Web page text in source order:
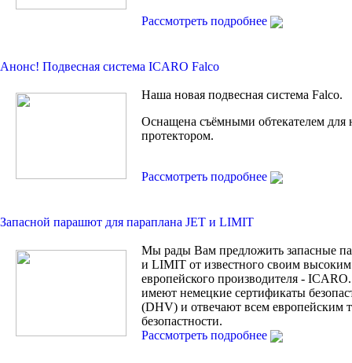
Рассмотреть подробнее
Анонс! Подвесная сиcтема ICARO Falco
Наша новая подвесная система Falco.
Оснащена съёмными обтекателем для
протектором.
Рассмотреть подробнее
Запасной парашют для параплана JET и LIMIT
Мы рады Вам предложить запасные
и LIMIT от известного своим высоким
европейского производителя -
имеют немецкие сертификаты
(DHV) и отвечают всем европейским
безопастности.
Рассмотреть подробнее